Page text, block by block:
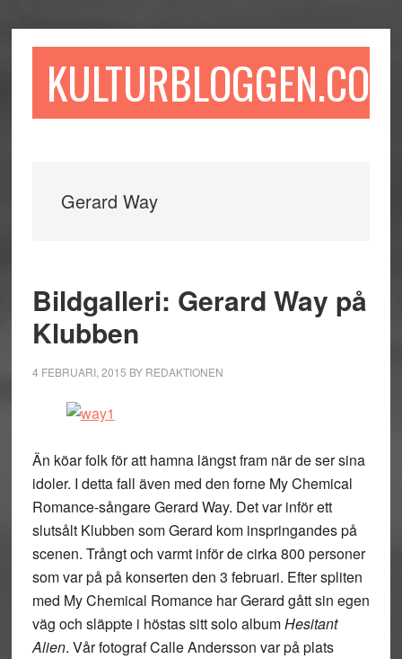
till
till
sidofältet
till
KULTURBLOGGEN.COM
Gerard Way
Bildgalleri: Gerard Way på
Klubben
4 FEBRUARI, 2015 BY REDAKTIONEN
Än köar folk för att hamna längst fram när de ser sina
idoler. I detta fall även med den forne My Chemical
Romance-sångare Gerard Way. Det var inför ett
slutsålt Klubben som Gerard kom inspringandes på
scenen. Trångt och varmt inför de cirka 800 personer
som var på på konserten den 3 februari. Efter spliten
med My Chemical Romance har Gerard gått sin egen
väg och släppte i höstas sitt solo albumHesitant
Alien. Vår fotograf Calle Andersson var på plats